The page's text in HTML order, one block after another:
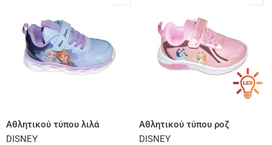
Αθλητικού τύπου λιλά
DISNEY
Αθλητικού τύπου ροζ
DISNEY